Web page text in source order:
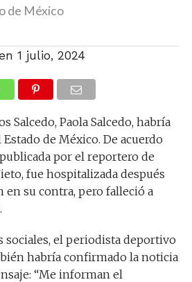
de México
1 julio, 2024
Salcedo, Paola Salcedo, habría
de México. De acuerdo
por el reportero de
fue hospitalizada después
en su contra, pero falleció a
sociales, el periodista deportivo
habría confirmado la noticia
“Me informan el